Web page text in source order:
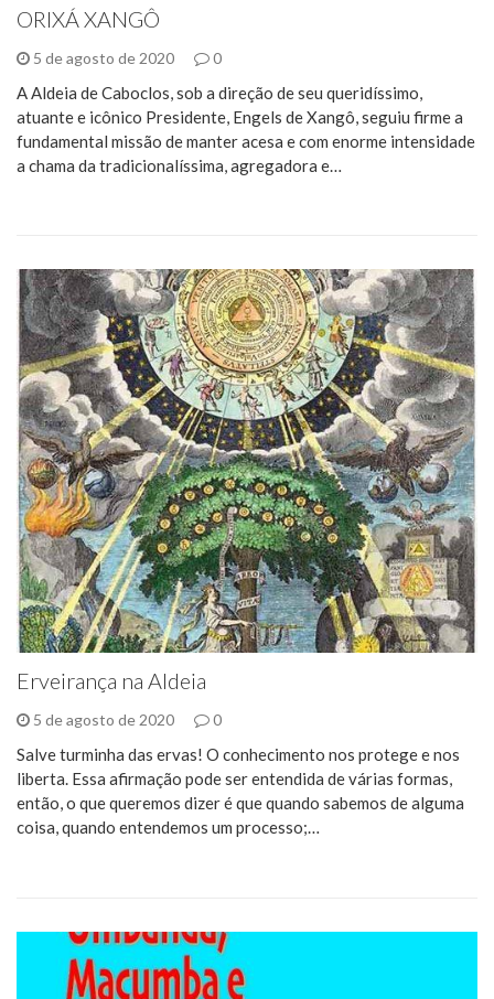
ORIXÁ XANGÔ
5 de agosto de 2020 0
A Aldeia de Caboclos, sob a direção de seu queridíssimo,
atuante e icônico Presidente, Engels de Xangô, seguiu firme a
fundamental missão de manter acesa e com enorme intensidade
a chama da tradicionalíssima, agregadora e…
Erveirança na Aldeia
5 de agosto de 2020 0
Salve turminha das ervas! O conhecimento nos protege e nos
liberta. Essa afirmação pode ser entendida de várias formas,
então, o que queremos dizer é que quando sabemos de alguma
coisa, quando entendemos um processo;…